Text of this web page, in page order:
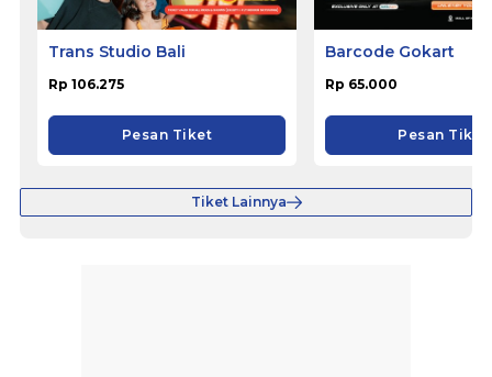
Trans Studio Bali
Rp 106.275
Pesan Tiket
Barcode Gokart
Rp 65.000
Pesan Tiket
Tiket Lainnya